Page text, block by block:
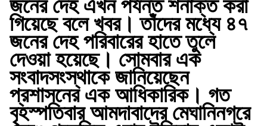
জনের দেহ এখন পর্যন্ত শনাক্ত করা
গিয়েছে বলে খবর। তাঁদের মধ্যে ৪৭
জনের দেহ পরিবারের হাতে তুলে
দেওয়া হয়েছে। সোমবার এক
সংবাদসংস্থাকে জানিয়েছেন
প্রশাসনের এক আধিকারিক। গত
বৃহস্পতিবার আমদাবাদের মেঘানিনগরে